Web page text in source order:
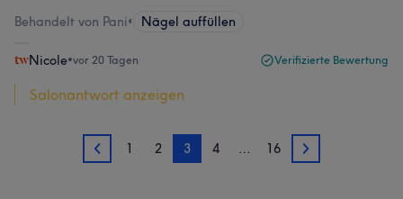
Behandelt von Pani• Nägel auffüllen
Nicole•vor 20 Tagen Verifizierte Bewertung
Salonantwort anzeigen
2 1 2 3 4 … 16 4